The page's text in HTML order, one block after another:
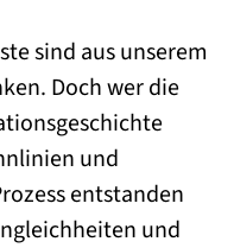
sind aus unserem
Doch wer die
und
entstanden
und